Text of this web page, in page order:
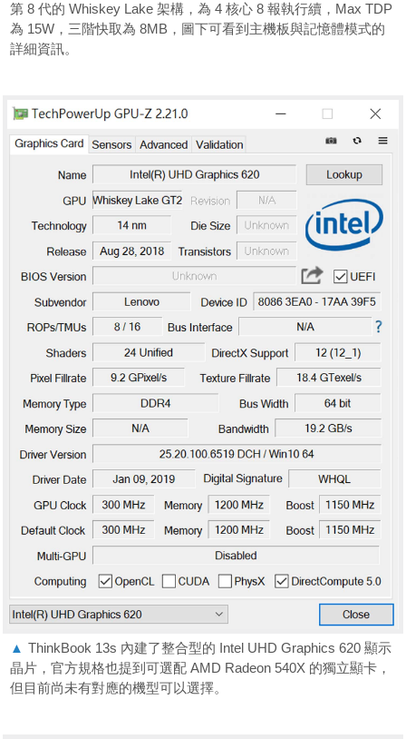
第 8 代的 Whiskey Lake 架構，為 4 核心 8 報執行續，Max TDP
為 15W，三階快取為 8MB，圖下可看到主機板與記憶體模式的
詳細資訊。
▲ ThinkBook 13s 內建了整合型的 Intel UHD Graphics 620 顯示
晶片，官方規格也提到可選配 AMD Radeon 540X 的獨立顯卡，
但目前尚未有對應的機型可以選擇。